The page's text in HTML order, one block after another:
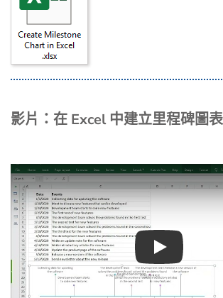
影片：在 Excel 中建立里程碑圖表
Play